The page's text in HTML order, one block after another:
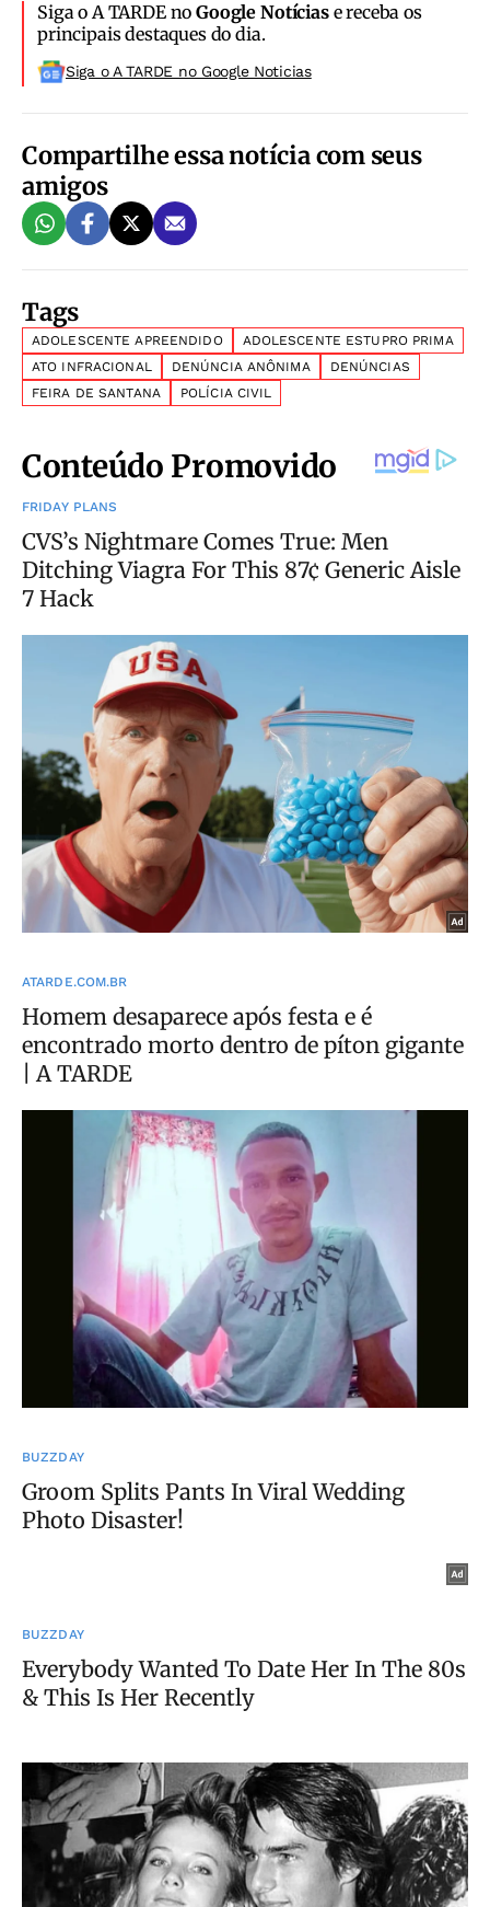
Siga o A TARDE noGoogle Notíciase receba os
principais destaques do dia.
Siga o A TARDE no Google Noticias
Compartilhe essa notícia com seus
amigos
Tags
ADOLESCENTE APREENDIDO
ADOLESCENTE ESTUPRO PRIMA
ATO INFRACIONAL
DENÚNCIA ANÔNIMA
DENÚNCIAS
FEIRA DE SANTANA
POLÍCIA CIVIL